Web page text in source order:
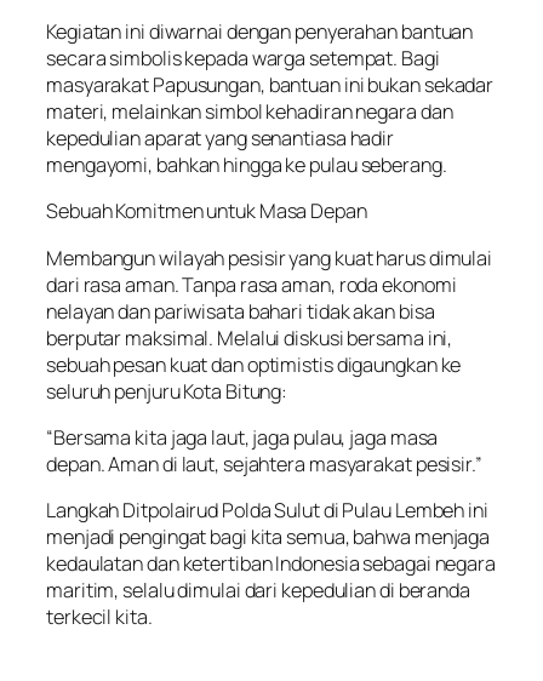
Kegiatan ini diwarnai dengan penyerahan bantuan
secara simbolis kepada warga setempat. Bagi
masyarakat Papusungan, bantuan ini bukan sekadar
materi, melainkan simbol kehadiran negara dan
kepedulian aparat yang senantiasa hadir
mengayomi, bahkan hingga ke pulau seberang.
Sebuah Komitmen untuk Masa Depan
Membangun wilayah pesisir yang kuat harus dimulai
dari rasa aman. Tanpa rasa aman, roda ekonomi
nelayan dan pariwisata bahari tidak akan bisa
berputar maksimal. Melalui diskusi bersama ini,
sebuah pesan kuat dan optimistis digaungkan ke
seluruh penjuru Kota Bitung:
“Bersama kita jaga laut, jaga pulau, jaga masa
depan. Aman di laut, sejahtera masyarakat pesisir.”
Langkah Ditpolairud Polda Sulut di Pulau Lembeh ini
menjadi pengingat bagi kita semua, bahwa menjaga
kedaulatan dan ketertiban Indonesia sebagai negara
maritim, selalu dimulai dari kepedulian di beranda
terkecil kita.